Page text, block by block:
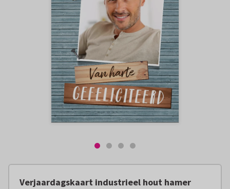
Verjaardagskaart industrieel hout hamer